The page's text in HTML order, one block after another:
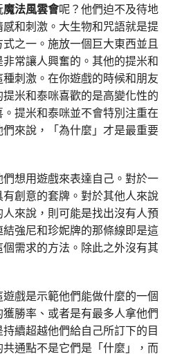
魔法風雲會呢？他們迫不及待地
和刺激。大生物和咒語就是提
之一。施放一個巨大東西並且
常讓人興奮的。其他的提米和
刺激。在你遊戲的時候和朋友
米和泰咪喜歡的是高變化性的
提米和泰咪並不會特別注重在
們來說，「為什麼」才是最重要
想用遊戲來表達自己。對於一
創意的套牌。對於其他人來說
來說，則可能是找出沒有人預
強尼和珍妮牌的那條線即是這
需求的方法。除此之外沒有其
戲是示範他們能做什麼的一個
勝率、或者是有最多人拿他們
續超越他們給自己所訂下的目
通點不是它們是「什麼」，而